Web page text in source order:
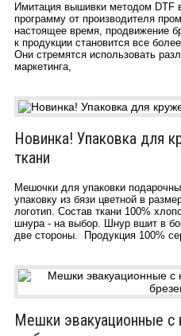
Имитация вышивки методом DTF
программу от производителя
настоящее время, продвижение
к продукции становится все
Они стремятся использовать
маркетинга,
Новинка! Упаковка для
ткани
Мешочки для упаковки
упаковку из бязи цветной в
логотип. Состав ткани 100%
шнура - на выбор. Шнур вшит в
две стороны. Продукция 100%
Мешки эвакуационные с